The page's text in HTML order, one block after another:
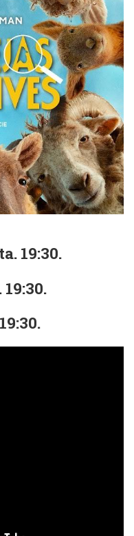
19:30.